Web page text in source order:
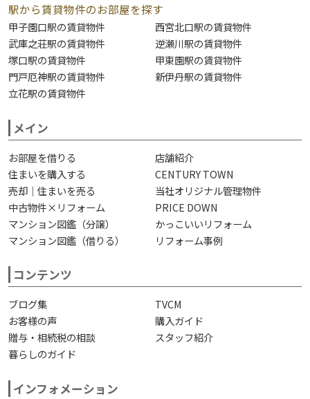
駅から賃貸物件のお部屋を探す
甲子園口駅の賃貸物件
西宮北口駅の賃貸物件
武庫之荘駅の賃貸物件
逆瀬川駅の賃貸物件
塚口駅の賃貸物件
甲東園駅の賃貸物件
門戸厄神駅の賃貸物件
新伊丹駅の賃貸物件
立花駅の賃貸物件
メイン
お部屋を借りる
店舗紹介
住まいを購入する
CENTURY TOWN
売却｜住まいを売る
当社オリジナル管理物件
中古物件×リフォーム
PRICE DOWN
マンション図鑑（分譲）
かっこいいリフォーム
マンション図鑑（借りる）
リフォーム事例
コンテンツ
ブログ集
TVCM
お客様の声
購入ガイド
贈与・相続税の相談
スタッフ紹介
暮らしのガイド
インフォメーション